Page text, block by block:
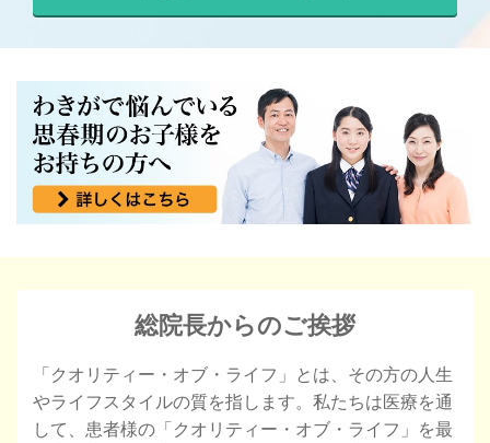
総院長からのご挨拶
「クオリティー・オブ・ライフ」とは、その方の人生
やライフスタイルの質を指します。私たちは医療を通
して、患者様の「クオリティー・オブ・ライフ」を最